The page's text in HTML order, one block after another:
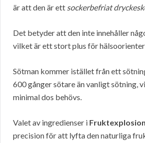
är att den är ett sockerbefriat
Det betyder att den inte innehåller
vilket är ett stort plus för
Sötman kommer istället från ett
600 gånger sötare än vanligt sötning,
minimal dos behövs.
Valet av ingredienser i Fruktexplosion
precision för att lyfta den naturliga